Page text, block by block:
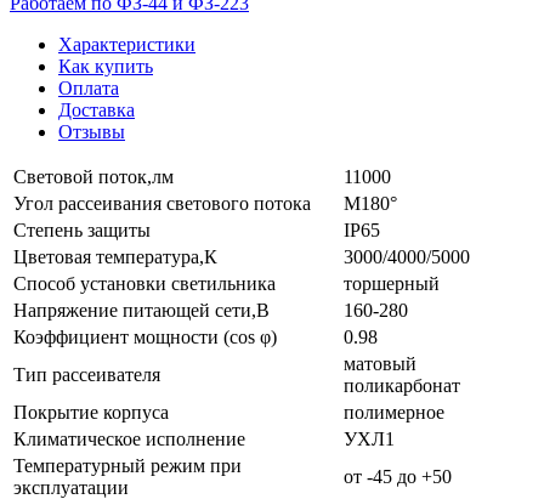
Характеристики
Как купить
Оплата
Доставка
Отзывы
Световой поток,лм
11000
Угол рассеивания светового потока
М180°
Степень защиты
IP65
Цветовая температура,К
3000/4000/5000
Способ установки светильника
торшерный
Напряжение питающей сети,В
160-280
Коэффициент мощности (cos φ)
0.98
Тип рассеивателя
матовый
поликарбонат
Покрытие корпуса
полимерное
Климатическое исполнение
УХЛ1
Температурный режим при
эксплуатации
от -45 до +50